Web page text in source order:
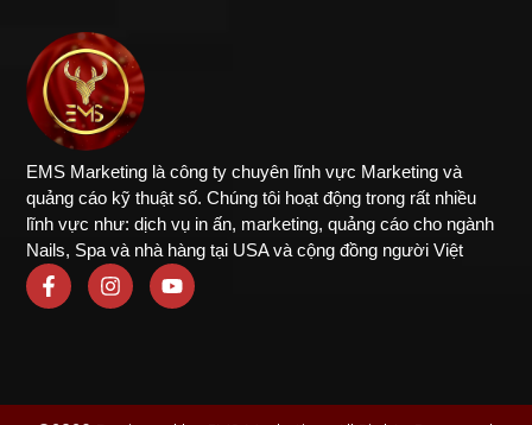
EMS Marketing là công ty chuyên lĩnh vực Marketing và
quảng cáo kỹ thuật số. Chúng tôi hoạt động trong rất nhiều
lĩnh vực như: dịch vụ in ấn, marketing, quảng cáo cho ngành
Nails, Spa và nhà hàng tại USA và cộng đồng người Việt